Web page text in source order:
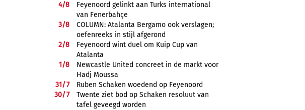
4/8
Feyenoord gelinkt aan Turks international
van Fenerbahçe
3/8
COLUMN: Atalanta Bergamo ook verslagen;
oefenreeks in stijl afgerond
2/8
Feyenoord wint duel om Kuip Cup van
Atalanta
1/8
Newcastle United concreet in de markt voor
Hadj Moussa
31/7
Ruben Schaken woedend op Feyenoord
30/7
Twente ziet bod op Schaken resoluut van
tafel geveegd worden